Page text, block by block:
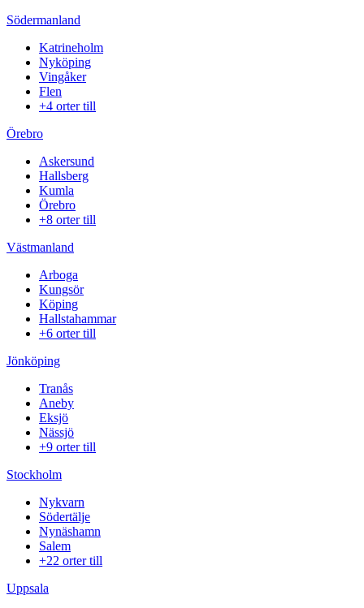
Södermanland
Katrineholm
Nyköping
Vingåker
Flen
+4 orter till
Örebro
Askersund
Hallsberg
Kumla
Örebro
+8 orter till
Västmanland
Arboga
Kungsör
Köping
Hallstahammar
+6 orter till
Jönköping
Tranås
Aneby
Eksjö
Nässjö
+9 orter till
Stockholm
Nykvarn
Södertälje
Nynäshamn
Salem
+22 orter till
Uppsala